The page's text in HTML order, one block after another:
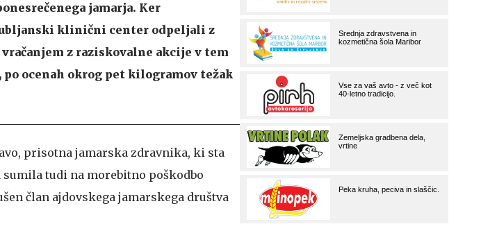
jamarja. Ker
klinični center odpeljali z
z raziskovalne akcije v tem
ocenah okrog pet kilogramov težak
prisotna jamarska zdravnika, ki sta
sumila tudi na morebitno poškodbo
član ajdovskega jamarskega društva